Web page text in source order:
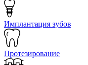
Имплантация зубов
Протезирование